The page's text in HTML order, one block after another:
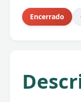
Encerrado